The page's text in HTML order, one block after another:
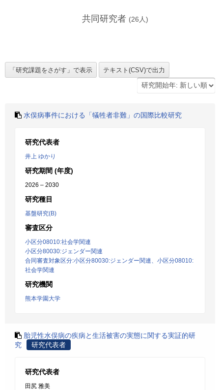
共同研究者 (26 人)
水俣病事件における「犠牲者非難」の国際比較研究
研究代表者
井上 ゆかり
研究期間 (年度)
2026 – 2030
研究種目
基盤研究(B)
審査区分
小区分08010:社会学関連
小区分80030:ジェンダー関連
合同審査対象区分:小区分80030:ジェンダー関連、小区分08010:
社会学関連
研究機関
熊本学園大学
胎児性水俣病の疾病と生活被害の実態に関する実証的研
究
研究代表者
研究代表者
田尻 雅美